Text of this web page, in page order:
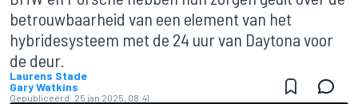
betrouwbaarheid van een element van het
hybridesysteem met de 24 uur van Daytona voor
de deur.
Laurens Stade
Gary Watkins
Gepubliceerd: 25 jan 2025, 08:41